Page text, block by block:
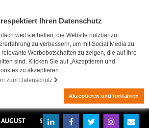
Ihren Datenschutz
weil sie helfen, die Website nutzbar zu
zu verbessern, um mit Social Media zu
Werbebotschaften zu zeigen, die auf Ihre
sind. Klicken Sie auf „Akzeptieren und
zu akzeptieren.
zum Datenschutz
Akzeptieren und fortfahren
2026